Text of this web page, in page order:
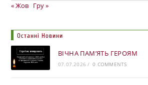
« Жов Гру »
Останні Новини
ВІЧНА ПАМ’ЯТЬ ГЕРОЯМ
07.07.2026 / 0 COMMENTS